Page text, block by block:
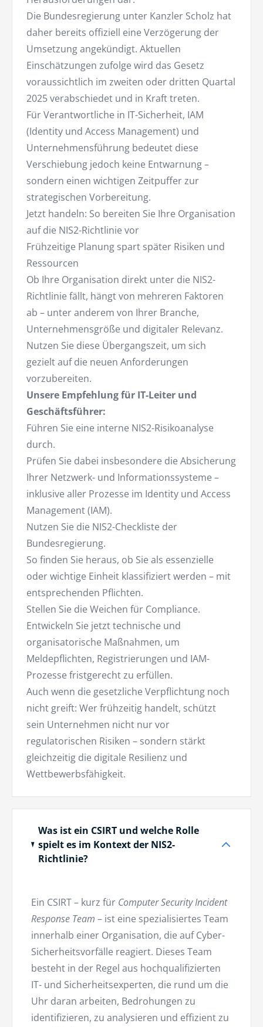
Die Bundesregierung unter Kanzler Scholz hat
daher bereits offiziell eine Verzögerung der
Umsetzung angekündigt. Aktuellen
Einschätzungen zufolge wird das Gesetz
voraussichtlich im zweiten oder dritten Quartal
2025 verabschiedet und in Kraft treten.
Für Verantwortliche in IT-Sicherheit, IAM
(Identity und Access Management) und
Unternehmensführung bedeutet diese
Verschiebung jedoch keine Entwarnung –
sondern einen wichtigen Zeitpuffer zur
strategischen Vorbereitung.
Jetzt handeln: So bereiten Sie Ihre Organisation
auf die NIS2-Richtlinie vor
Frühzeitige Planung spart später Risiken und
Ressourcen
Ob Ihre Organisation direkt unter die NIS2-
Richtlinie fällt, hängt von mehreren Faktoren
ab – unter anderem von Ihrer Branche,
Unternehmensgröße und digitaler Relevanz.
Nutzen Sie diese Übergangszeit, um sich
gezielt auf die neuen Anforderungen
vorzubereiten.
Unsere Empfehlung für IT-Leiter und
Geschäftsführer:
Führen Sie eine interne NIS2-Risikoanalyse
durch.
Prüfen Sie dabei insbesondere die Absicherung
Ihrer Netzwerk- und Informationssysteme –
inklusive aller Prozesse im Identity und Access
Management (IAM).
Nutzen Sie die NIS2-Checkliste der
Bundesregierung.
So finden Sie heraus, ob Sie als essenzielle
oder wichtige Einheit klassifiziert werden – mit
entsprechenden Pflichten.
Stellen Sie die Weichen für Compliance.
Entwickeln Sie jetzt technische und
organisatorische Maßnahmen, um
Meldepflichten, Registrierungen und IAM-
Prozesse fristgerecht zu erfüllen.
Auch wenn die gesetzliche Verpflichtung noch
nicht greift: Wer frühzeitig handelt, schützt
sein Unternehmen nicht nur vor
regulatorischen Risiken – sondern stärkt
gleichzeitig die digitale Resilienz und
Wettbewerbsfähigkeit.
Was ist ein CSIRT und welche Rolle
spielt es im Kontext der NIS2-
Richtlinie?
Ein CSIRT – kurz für Computer Security Incident
Response Team – ist eine spezialisiertes Team
innerhalb einer Organisation, die auf Cyber-
Sicherheitsvorfälle reagiert. Dieses Team
besteht in der Regel aus hochqualifizierten
IT- und Sicherheitsexperten, die rund um die
Uhr daran arbeiten, Bedrohungen zu
identifizieren, zu analysieren und effizient zu